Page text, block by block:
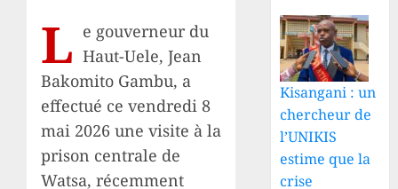
L e gouverneur du
Haut-Uele, Jean
Bakomito Gambu, a
effectué ce vendredi 8
mai 2026 une visite à la
prison centrale de
Watsa, récemment
Kisangani : un
chercheur de
l’UNIKIS
estime que la
crise